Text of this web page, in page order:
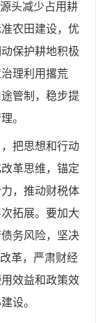
头减少占用耕
农田建设，优
保护耕地积极
理利用撂荒
管制，稳步提
。
把思想和行动
革思维，锚定
，推动财税体
拓展。要加大
务风险，坚决
革，严肃财经
效益和政策效
设。